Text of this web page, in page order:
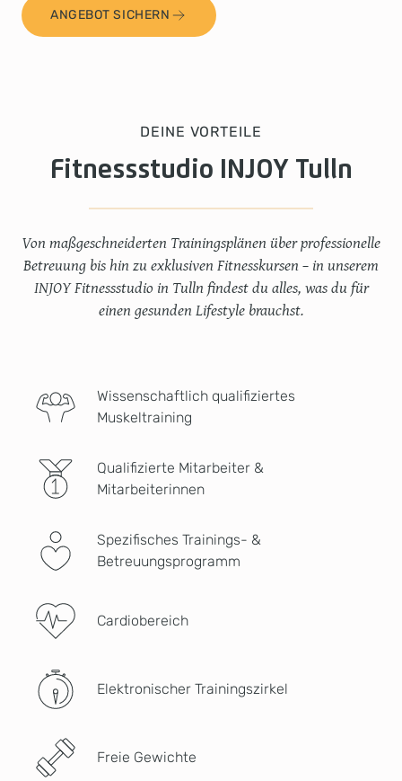
ANGEBOT SICHERN
DEINE VORTEILE
Fitnessstudio INJOY Tulln
Von maßgeschneiderten Trainingsplänen über professionelle
Betreuung bis hin zu exklusiven Fitnesskursen – in unserem
INJOY Fitnessstudio in Tulln findest du alles, was du für
einen gesunden Lifestyle brauchst.
Wissenschaftlich qualifiziertes
Muskeltraining
Qualifizierte Mitarbeiter &
Mitarbeiterinnen
Spezifisches Trainings- &
Betreuungsprogramm
Cardiobereich
Elektronischer Trainingszirkel
Freie Gewichte